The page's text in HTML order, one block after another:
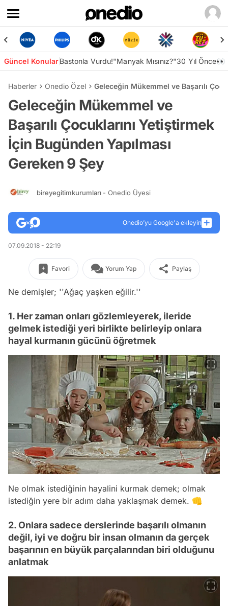
Güncel KonularBastonla Vurdu!"Manyak Mısınız?"30 Yıl Önce👀
Haberler Onedio Özel Geleceğin Mükemmel ve Başarılı
Geleceğin Mükemmel ve
Başarılı Çocuklarını Yetiştirmek
İçin Bugünden Yapılması
Gereken 9 Şey
bireyegitimkurumları - Onedio Üyesi
Onedio’yu Google'a ekleyin
07.09.2018 - 22:19
Favori Yorum Yap Paylaş
Ne demişler; ''Ağaç yaşken eğilir.''
1. Her zaman onları gözlemleyerek, ileride
gelmek istediği yeri birlikte belirleyip onlara
hayal kurmanın gücünü öğretmek
Ne olmak istediğinin hayalini kurmak demek; olmak
istediğin yere bir adım daha yaklaşmak demek. 👊
2. Onlara sadece derslerinde başarılı olmanın
değil, iyi ve doğru bir insan olmanın da gerçek
başarının en büyük parçalarından biri olduğunu
anlatmak